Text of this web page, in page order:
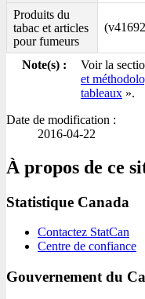
Produits du
tabac et articles
pour fumeurs
Note(s) : Voir la
et
tableaux ».
Date de modification :
2016-04-22
À propos de ce
Statistique Canada
Contactez StatCan
Centre de confiance
Gouvernement du